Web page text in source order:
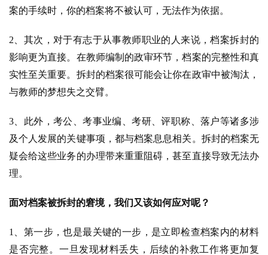
案的手续时，你的档案将不被认可，无法作为依据。
2、其次，对于有志于从事教师职业的人来说，档案拆封的
影响更为直接。在教师编制的政审环节，档案的完整性和真
实性至关重要。拆封的档案很可能会让你在政审中被淘汰，
与教师的梦想失之交臂。
3、此外，考公、考事业编、考研、评职称、落户等诸多涉
及个人发展的关键事项，都与档案息息相关。拆封的档案无
疑会给这些业务的办理带来重重阻碍，甚至直接导致无法办
理。
面对档案被拆封的窘境，我们又该如何应对呢？
1、第一步，也是最关键的一步，是立即检查档案内的材料
是否完整。一旦发现材料丢失，后续的补救工作将更加复